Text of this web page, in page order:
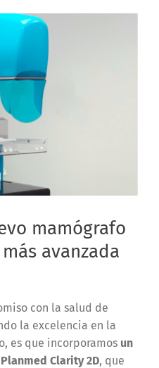
mamógrafo
avanzada
con la salud de
la excelencia en la
es que incorporamos un
Clarity 2D, que